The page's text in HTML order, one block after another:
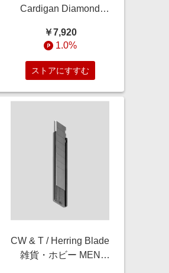
Cardigan Diamond
BEIGE L
￥7,920
1.0%
ストアにすすむ
CW & T / Herring Blade
雑貨・ホビー MEN